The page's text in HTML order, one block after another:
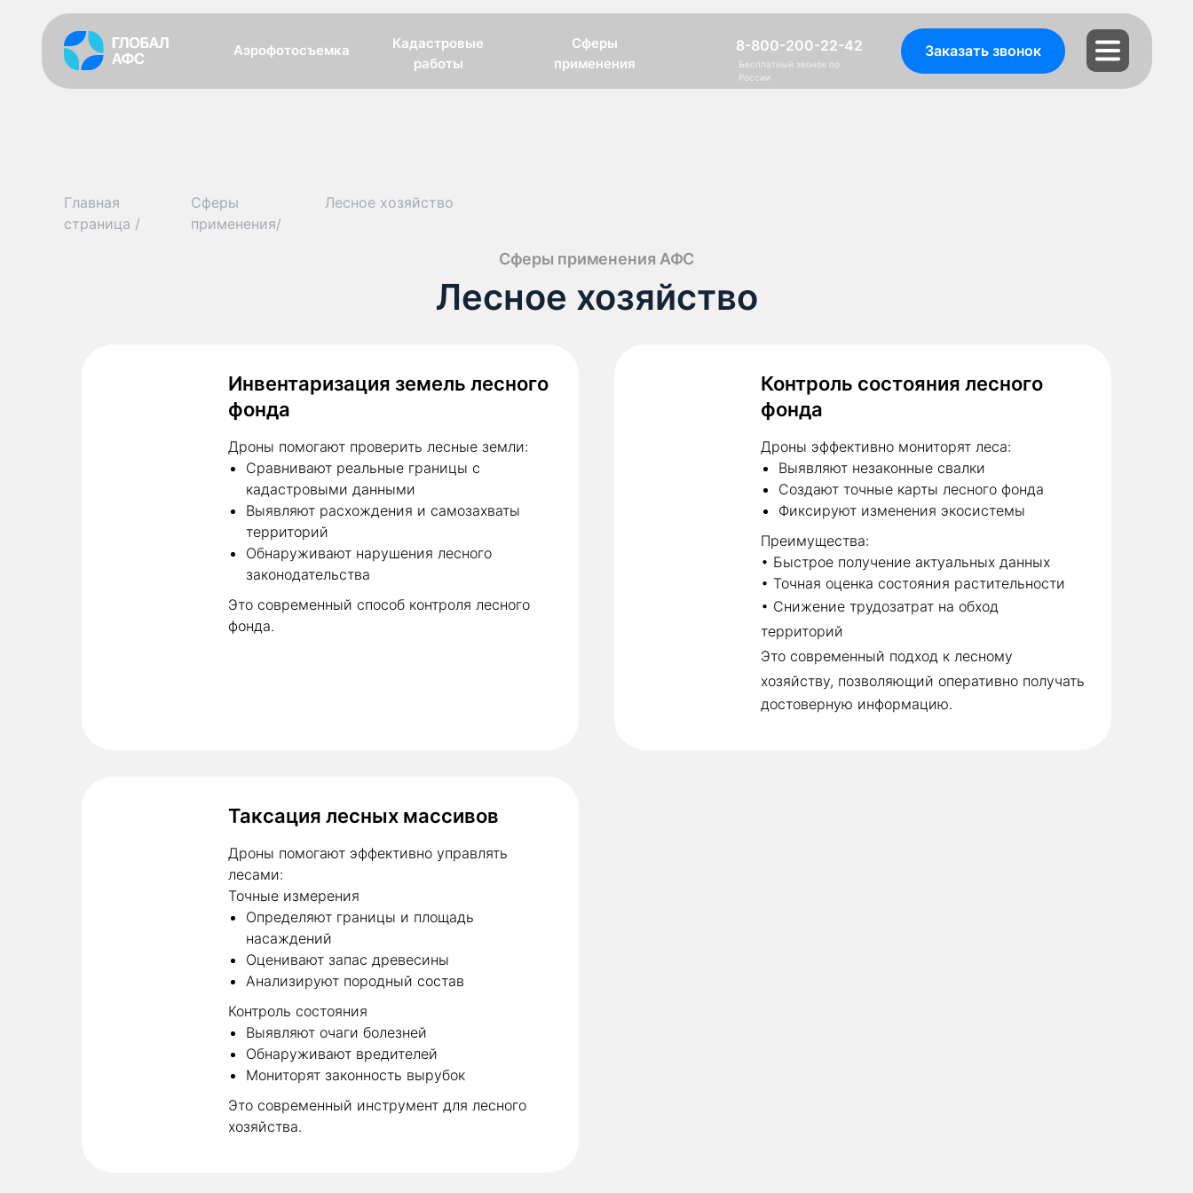
Аэрофотосъемка
Кадастровые
работы
Сферы
применения
8-800-200-22-42 Заказать звонок
Бесплатный звонок по
России
Главная
страница /
Сферы применения АФС
Лесное хозяйство
Сферы
применения/
Лесное хозяйство
Инвентаризация земель лесного
фонда
Дроны помогают проверить лесные земли:
Сравнивают реальные границы с
кадастровыми данными
Выявляют расхождения и самозахваты
территорий
Обнаруживают нарушения лесного
законодательства
Это современный способ контроля лесного
фонда.
Контроль состояния лесного
фонда
Дроны эффективно мониторят леса:
Выявляют незаконные свалки
Создают точные карты лесного фонда
Фиксируют изменения экосистемы
Преимущества:
• Быстрое получение актуальных данных
• Точная оценка состояния растительности
• Снижение трудозатрат на обход
территорий
Это современный подход к лесному
хозяйству, позволяющий оперативно получать
достоверную информацию.
Таксация лесных массивов
Дроны помогают эффективно управлять
лесами:
Точные измерения
Определяют границы и площадь
насаждений
Оценивают запас древесины
Анализируют породный состав
Контроль состояния
Выявляют очаги болезней
Обнаруживают вредителей
Мониторят законность вырубок
Это современный инструмент для лесного
хозяйства.